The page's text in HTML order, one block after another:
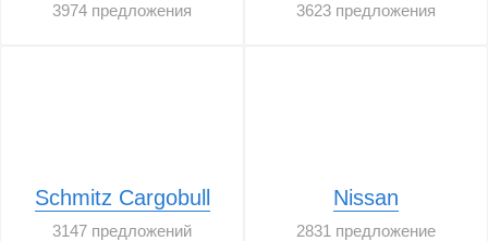
3974 предложения 3623 предложения
Schmitz Cargobull
3147 предложений
Nissan
2831 предложение